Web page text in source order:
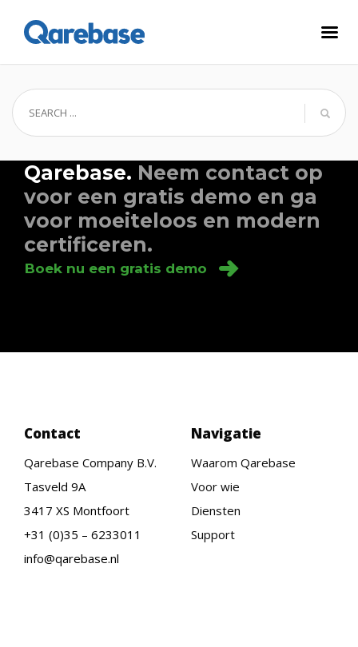
Qarebase. Neem contact op
voor een gratis demo en ga
voor moeiteloos en modern
certificeren.
Boek nu een gratis demo
Contact
Qarebase Company B.V.
Tasveld 9A
3417 XS Montfoort
+31 (0)35 – 6233011
info@qarebase.nl
Navigatie
Waarom Qarebase
Voor wie
Diensten
Support